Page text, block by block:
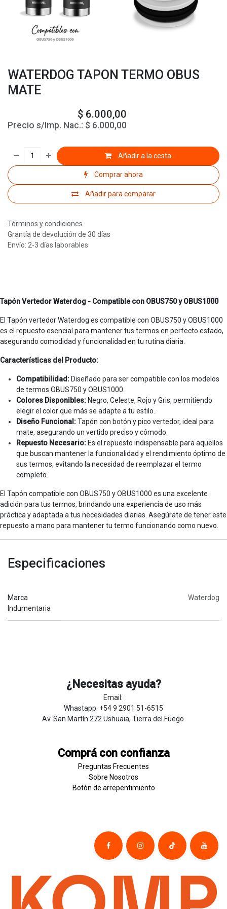
WATERDOG TAPON TERMO OBUS
MATE
$ 6.000,00
Precio s/Imp. Nac.: $ 6.000,00
Añadir a la cesta
Comprar ahora
Añadir para comparar
Términos y condiciones
Grantía de devolución de 30 días
Envío: 2-3 días laborables
Tapón Vertedor Waterdog - Compatible con OBUS750 y OBUS1000
El Tapón vertedor Waterdog es compatible con OBUS750 y OBUS1000
es el repuesto esencial para mantener tus termos en perfecto estado,
asegurando comodidad y funcionalidad en tu rutina diaria.
Características del Producto:
Compatibilidad: Diseñado para ser compatible con los modelos
de termos OBUS750 y OBUS1000.
Colores Disponibles: Negro, Celeste, Rojo y Gris, permitiendo
elegir el color que más se adapte a tu estilo.
Diseño Funcional:Tapón con botón y pico vertedor, ideal para
mate, asegurando un vertido preciso y cómodo.
Repuesto Necesario: Es el repuesto indispensable para aquellos
que buscan mantener la funcionalidad y el rendimiento óptimo de
sus termos, evitando la necesidad de reemplazar el termo
completo.
El Tapón compatible con OBUS750 y OBUS1000 es una excelente
adición para tus termos, brindando una experiencia de uso más
práctica y adaptada a tus necesidades diarias. Asegúrate de tener este
repuesto a mano para mantener tu termo funcionando como nuevo.
Especificaciones
Marca
Indumentaria
Waterdog
¿Necesitas ayuda?
Email:
Whastapp: +54 9 2901 51-6515
Av. San Martín 272 Ushuaia, Tierra del Fuego
Comprá con confianza
Preguntas Frecuentes
Sobre Nosotros
Botón de ​arrepentim​​​iento